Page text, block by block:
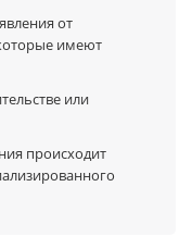
от
имеют
или
происходит